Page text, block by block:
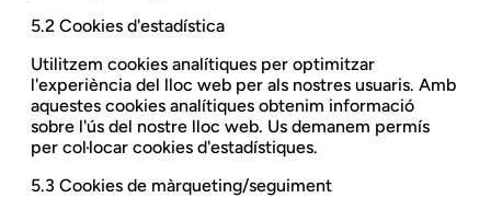
5.2 Cookies d'estadística
Utilitzem cookies analítiques per optimitzar
l'experiència del lloc web per als nostres usuaris. Amb
aquestes cookies analítiques obtenim informació
sobre l'ús del nostre lloc web. Us demanem permís
per col·locar cookies d'estadístiques.
5.3 Cookies de màrqueting/seguiment